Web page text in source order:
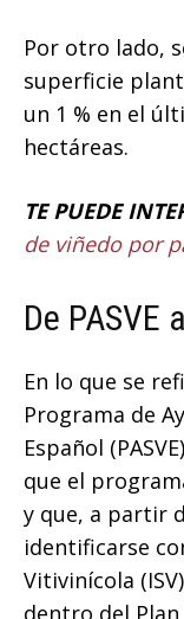
Por otro lado,
superficie
un 1 % en el
hectáreas.
TE PUEDE
de viñedo por
De PASVE
En lo que se
Programa de
Español
que el
y que, a partir
identificarse
Vitivinícola